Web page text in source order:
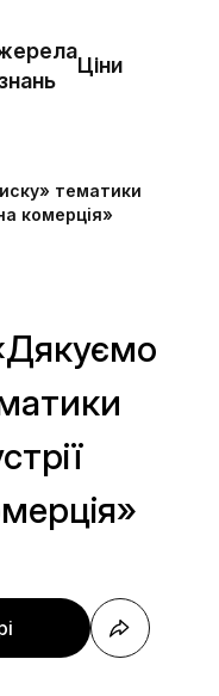
Ціни
тематики
комерція»